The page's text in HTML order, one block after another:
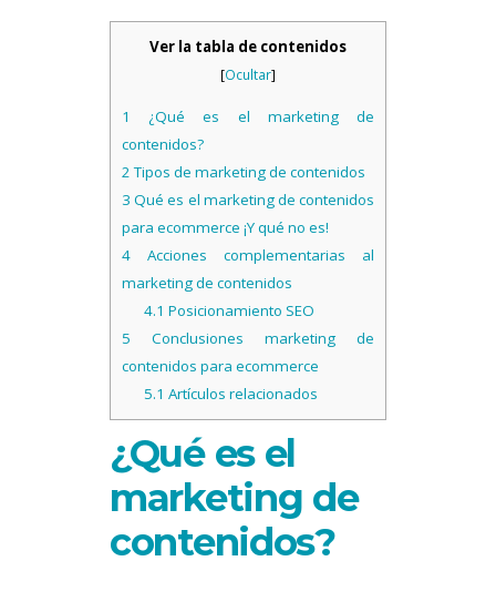
Ver la tabla de contenidos
[Ocultar]
1
¿Qué es el marketing de
contenidos?
2Tipos de marketing de contenidos
3 Qué es el marketing de contenidos
para ecommerce ¡Y qué no es!
4 Acciones complementarias al
marketing de contenidos
4.1 Posicionamiento SEO
5 Conclusiones marketing de
contenidos para ecommerce
5.1 Artículos relacionados
¿Qué es el
marketing de
contenidos?